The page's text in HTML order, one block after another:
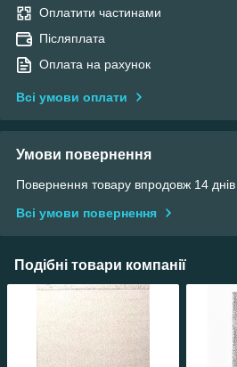
Оплатити частинами
Післяплата
Оплата на рахунок
Всі умови оплати
Умови повернення
Повернення товару впродовж 14
Всі умови повернення
Подібні товари компанії